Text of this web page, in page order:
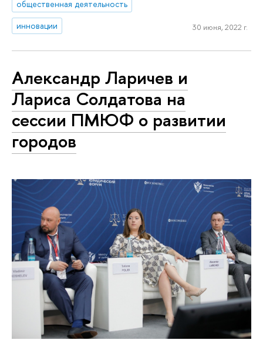
общественная деятельность
инновации
30 июня, 2022 г.
Александр Ларичев и
Лариса Солдатова на
сессии ПМЮФ о развитии
городов